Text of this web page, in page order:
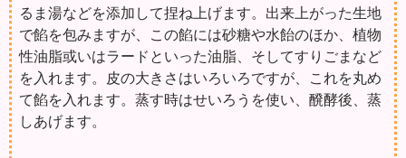
るま湯などを添加して捏ね上げます。出来上がった生地
で餡を包みますが、この餡には砂糖や水飴のほか、植物
性油脂或いはラードといった油脂、そしてすりごまなど
を入れます。皮の大きさはいろいろですが、これを丸め
て餡を入れます。蒸す時はせいろうを使い、醗酵後、蒸
しあげます。